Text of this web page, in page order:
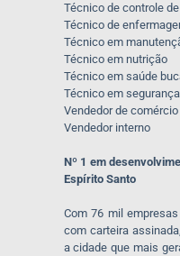
Técnico de controle
Técnico de
Técnico em
Técnico em nutrição
Técnico em saúde
Técnico em
Vendedor de
Vendedor interno
Nº 1 em
Espírito Santo
Com 76 mil
com carteira
a cidade que mais